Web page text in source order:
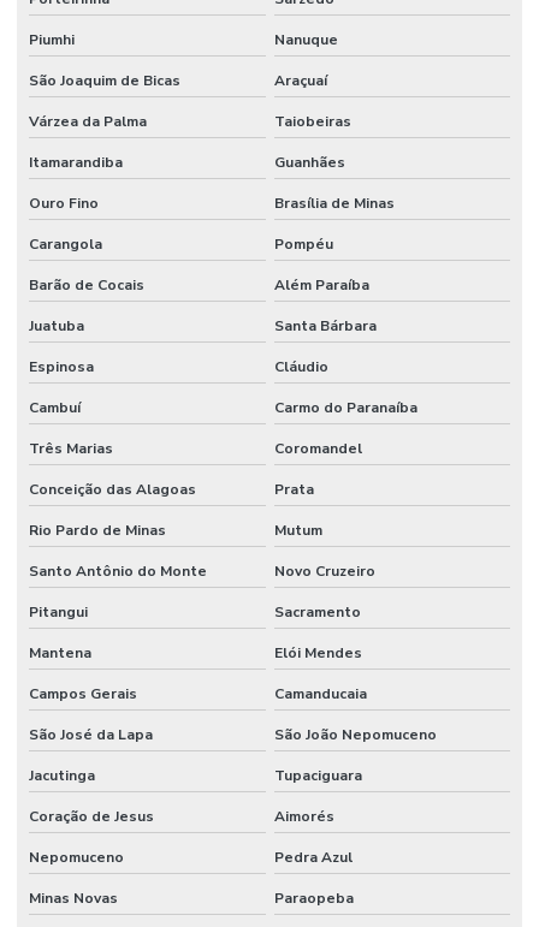
Piumhi Nanuque
São Joaquim de Bicas Araçuaí
Várzea da Palma Taiobeiras
Itamarandiba Guanhães
Ouro Fino Brasília de Minas
Carangola Pompéu
Barão de Cocais Além Paraíba
Juatuba Santa Bárbara
Espinosa Cláudio
Cambuí Carmo do Paranaíba
Três Marias Coromandel
Conceição das Alagoas Prata
Rio Pardo de Minas Mutum
Santo Antônio do Monte Novo Cruzeiro
Pitangui Sacramento
Mantena Elói Mendes
Campos Gerais Camanducaia
São José da Lapa São João Nepomuceno
Jacutinga Tupaciguara
Coração de Jesus Aimorés
Nepomuceno Pedra Azul
Minas Novas Paraopeba